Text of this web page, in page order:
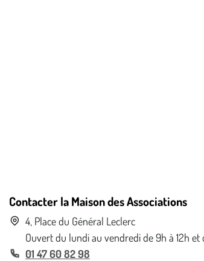
Contacter la Maison des Associations
4, Place du Général Leclerc
Ouvert du lundi au vendredi de 9h à 12h et
01 47 60 82 98